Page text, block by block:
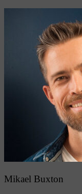
Mikael Buxton